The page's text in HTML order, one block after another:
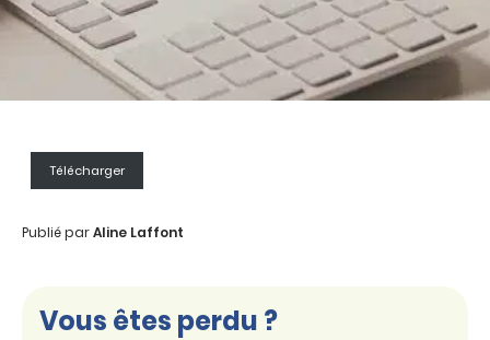
Télécharger
Publié parAline Laffont
Vous êtes perdu ?